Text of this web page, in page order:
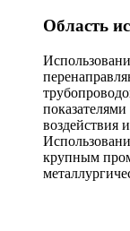
Область
воздействия
крупным